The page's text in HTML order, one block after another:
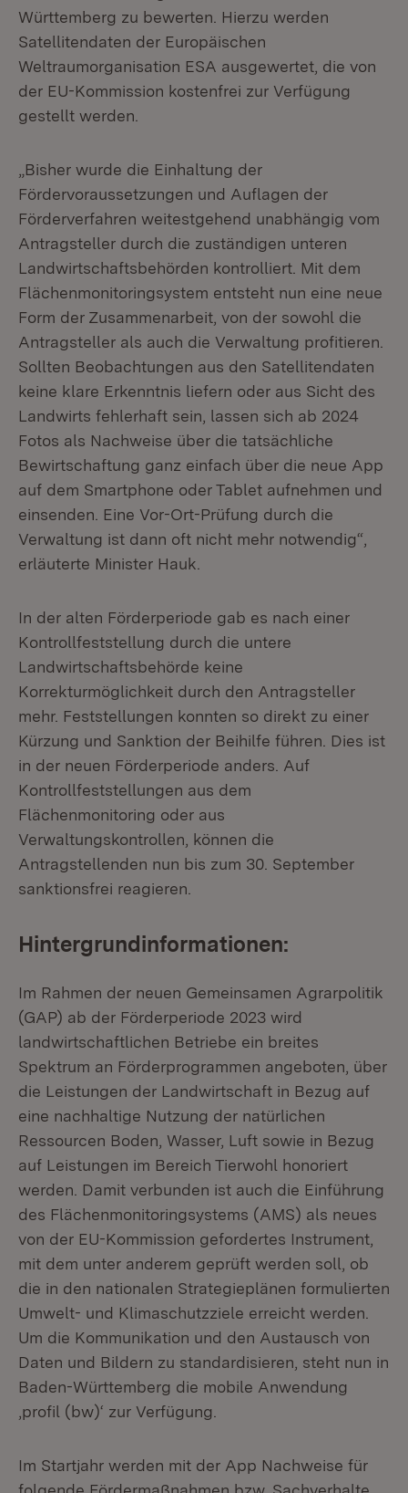
Württemberg zu bewerten. Hierzu werden
Satellitendaten der Europäischen
Weltraumorganisation ESA ausgewertet, die von
der EU-Kommission kostenfrei zur Verfügung
gestellt werden.
„Bisher wurde die Einhaltung der
Fördervoraussetzungen und Auflagen der
Förderverfahren weitestgehend unabhängig vom
Antragsteller durch die zuständigen unteren
Landwirtschaftsbehörden kontrolliert. Mit dem
Flächenmonitoringsystem entsteht nun eine neue
Form der Zusammenarbeit, von der sowohl die
Antragsteller als auch die Verwaltung profitieren.
Sollten Beobachtungen aus den Satellitendaten
keine klare Erkenntnis liefern oder aus Sicht des
Landwirts fehlerhaft sein, lassen sich ab 2024
Fotos als Nachweise über die tatsächliche
Bewirtschaftung ganz einfach über die neue App
auf dem Smartphone oder Tablet aufnehmen und
einsenden. Eine Vor-Ort-Prüfung durch die
Verwaltung ist dann oft nicht mehr notwendig“,
erläuterte Minister Hauk.
In der alten Förderperiode gab es nach einer
Kontrollfeststellung durch die untere
Landwirtschaftsbehörde keine
Korrekturmöglichkeit durch den Antragsteller
mehr. Feststellungen konnten so direkt zu einer
Kürzung und Sanktion der Beihilfe führen. Dies ist
in der neuen Förderperiode anders. Auf
Kontrollfeststellungen aus dem
Flächenmonitoring oder aus
Verwaltungskontrollen, können die
Antragstellenden nun bis zum 30. September
sanktionsfrei reagieren.
Hintergrundinformationen:
Im Rahmen der neuen Gemeinsamen Agrarpolitik
(GAP) ab der Förderperiode 2023 wird
landwirtschaftlichen Betriebe ein breites
Spektrum an Förderprogrammen angeboten, über
die Leistungen der Landwirtschaft in Bezug auf
eine nachhaltige Nutzung der natürlichen
Ressourcen Boden, Wasser, Luft sowie in Bezug
auf Leistungen im Bereich Tierwohl honoriert
werden. Damit verbunden ist auch die Einführung
des Flächenmonitoringsystems (AMS) als neues
von der EU-Kommission gefordertes Instrument,
mit dem unter anderem geprüft werden soll, ob
die in den nationalen Strategieplänen formulierten
Umwelt- und Klimaschutzziele erreicht werden.
Um die Kommunikation und den Austausch von
Daten und Bildern zu standardisieren, steht nun in
Baden-Württemberg die mobile Anwendung
,profil (bw)‘ zur Verfügung.
Im Startjahr werden mit der App Nachweise für